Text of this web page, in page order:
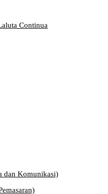
Continua
dan Komunikasi)